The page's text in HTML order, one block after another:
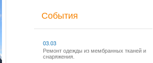
События
03.03
Ремонт одежды из мембранных тканей и
снаряжения.